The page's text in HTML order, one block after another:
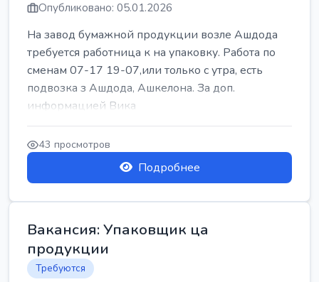
Опубликовано: 05.01.2026
На завод бумажной продукции возле Ашдода
требуется работница к на упаковку. Работа по
сменам 07-17 19-07,или только с утра, есть
подвозка з Ашдода, Ашкелона. За доп.
информацией Вика
43 просмотров
Подробнее
Вакансия: Упаковщик ца
продукции
Требуются